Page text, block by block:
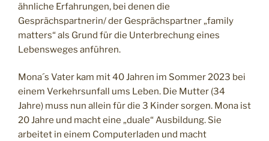
ähnliche Erfahrungen, bei denen die
Gesprächspartnerin/ der Gesprächspartner „family
matters“ als Grund für die Unterbrechung eines
Lebensweges anführen.
Mona´s Vater kam mit 40 Jahren im Sommer 2023 bei
einem Verkehrsunfall ums Leben. Die Mutter (34
Jahre) muss nun allein für die 3 Kinder sorgen. Mona ist
20 Jahre und macht eine „duale“ Ausbildung. Sie
arbeitet in einem Computerladen und macht